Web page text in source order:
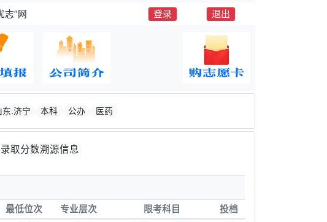
志”网 登录 退出
东.济宁 本科 公办 医药
取分数溯源信息
最低位次 专业层次 限考科目
投档